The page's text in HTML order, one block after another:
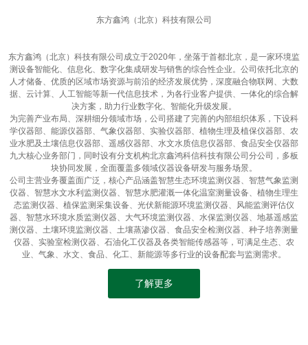
东方鑫鸿（北京）科技有限公司
东方鑫鸿（北京）科技有限公司成立于2020年，坐落于首都北京，是一家环境监
测设备智能化、信息化、数字化集成研发与销售的综合性企业。公司依托北京的
人才储备、优质的区域市场资源与前沿的经济发展优势，深度融合物联网、大数
据、云计算、人工智能等新一代信息技术，为各行业客户提供、一体化的综合解
决方案，助力行业数字化、智能化升级发展。
为完善产业布局、深耕细分领域市场，公司搭建了完善的内部组织体系，下设科
学仪器部、能源仪器部、气象仪器部、实验仪器部、植物生理及植保仪器部、农
业水肥及土壤信息仪器部、遥感仪器部、水文水质信息仪器部、食品安全仪器部
九大核心业务部门，同时设有分支机构北京鑫鸿科信科技有限公司分公司，多板
块协同发展，全面覆盖多领域仪器设备研发与服务场景。
公司主营业务覆盖面广泛，核心产品涵盖智慧生态环境监测仪器、智慧气象监测
仪器、智慧水文水利监测仪器、智慧水肥灌溉一体化温室测量设备、植物生理生
态监测仪器、植保监测采集设备、光伏新能源环境监测仪器、风能监测评估仪
器、智慧水环境水质监测仪器、大气环境监测仪器、水保监测仪器、地基遥感监
测仪器、土壤环境监测仪器、土壤蒸渗仪器、食品安全检测仪器、种子培养测量
仪器、实验室检测仪器、石油化工仪器及各类智能传感器等，可满足生态、农
业、气象、水文、食品、化工、新能源等多行业的设备配套与监测需求。
了解更多